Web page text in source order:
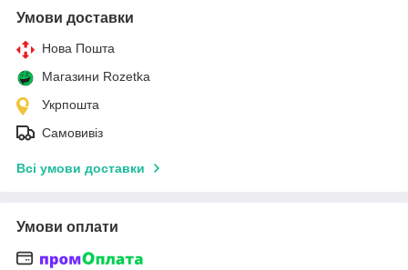
Умови доставки
Нова Пошта
Магазини Rozetka
Укрпошта
Самовивіз
Всі умови доставки
Умови оплати